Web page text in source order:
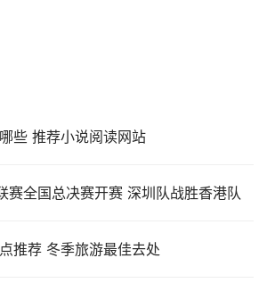
些 推荐小说阅读网站
赛全国总决赛开赛 深圳队战胜香港队
推荐 冬季旅游最佳去处